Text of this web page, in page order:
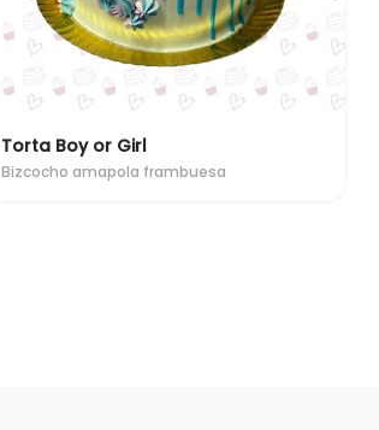
Torta Boy or Girl
Bizcocho amapola frambuesa